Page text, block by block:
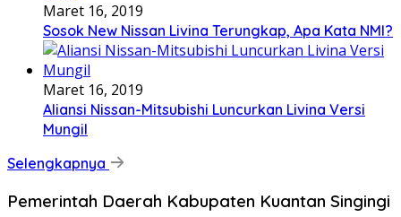
Maret 16, 2019
Sosok New Nissan Livina Terungkap, Apa Kata NMI?
Maret 16, 2019
Aliansi Nissan-Mitsubishi Luncurkan Livina Versi
Mungil
Selengkapnya
Pemerintah Daerah Kabupaten Kuantan Singingi